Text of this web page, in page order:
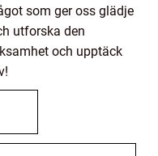
som ger oss glädje
utforska den
och upptäck